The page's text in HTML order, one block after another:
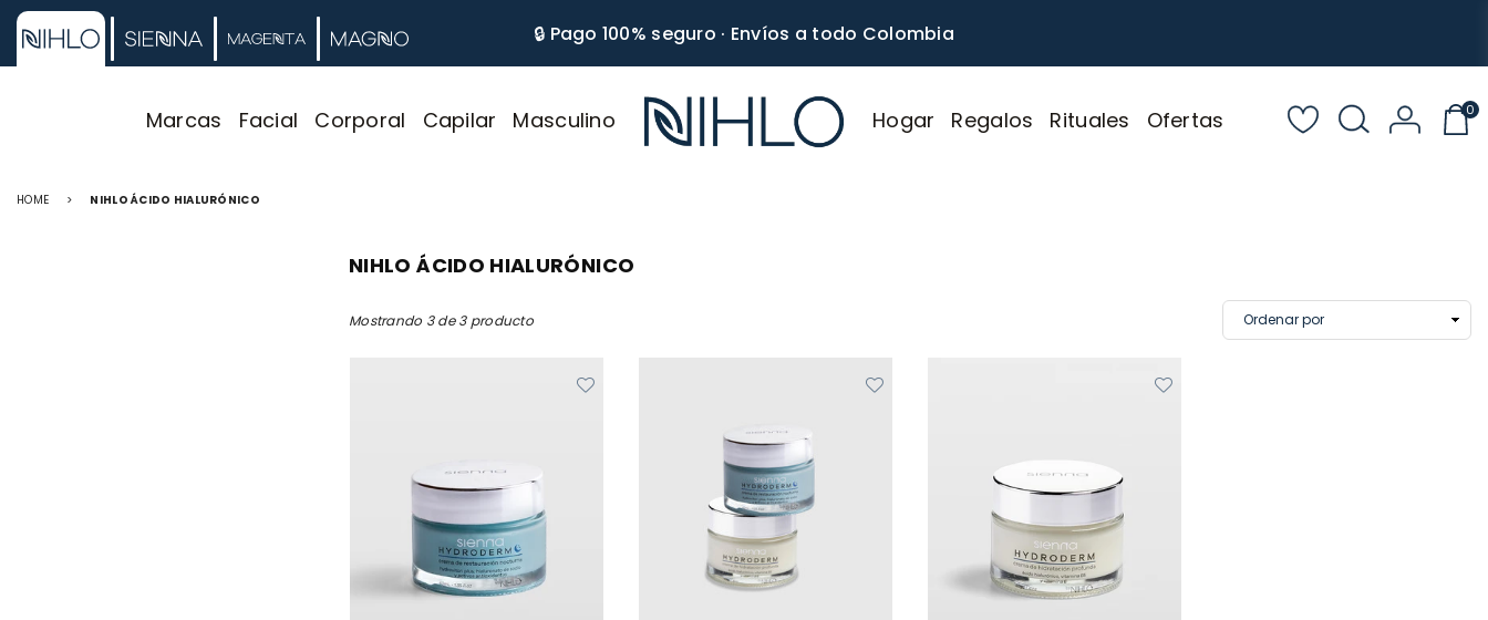
🔒 Pago 100% seguro · Envíos a todo Colombia
Marcas Facial Corporal Capilar Masculino Hogar Regalos Rituales Ofertas 0
HOME > NIHLO ÁCIDO HIALURÓNICO
NIHLO ÁCIDO HIALURÓNICO
Mostrando 3 de 3 producto